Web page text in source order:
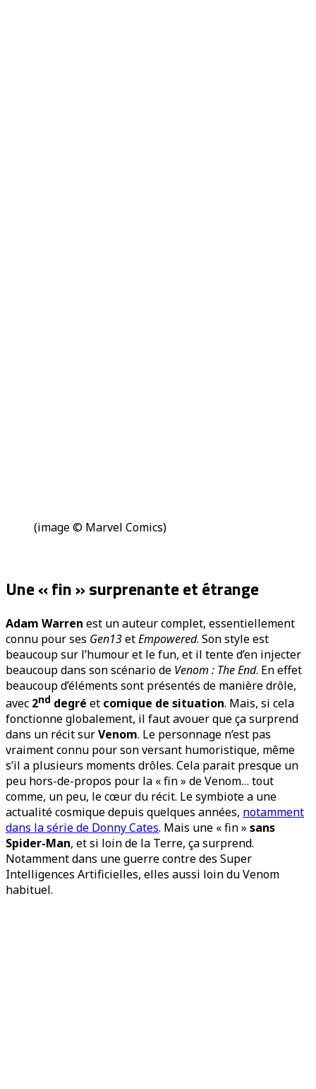
(image © Marvel Comics)
Une « fin » surprenante et étrange
Adam Warren est un auteur complet, essentiellement
connu pour ses Gen13etEmpowered. Son style est
beaucoup sur l’humour et le fun, et il tente d’en injecter
beaucoup dans son scénario de Venom : The End. En effet
beaucoup d’éléments sont présentés de manière drôle,
avec 2nd degré et comique de situation. Mais, si cela
fonctionne globalement, il faut avouer que ça surprend
dans un récit surVenom. Le personnage n’est pas
vraiment connu pour son versant humoristique, même
s’il a plusieurs moments drôles. Cela parait presque un
peu hors-de-propos pour la « fin » de Venom… tout
comme, un peu, le cœur du récit. Le symbiote a une
actualité cosmique depuis quelques années, notamment
dans la série de Donny Cates. Mais une « fin » sans
Spider-Man, et si loin de la Terre, ça surprend.
Notamment dans une guerre contre des Super
Intelligences Artificielles, elles aussi loin du Venom
habituel.